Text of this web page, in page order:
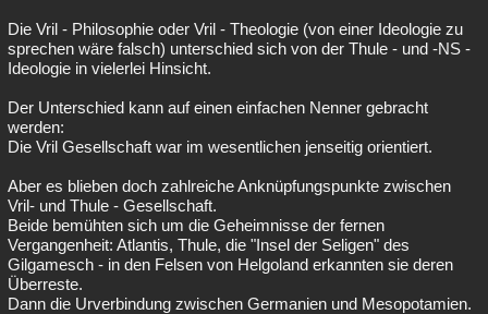
Die Vril - Philosophie oder Vril - Theologie (von einer Ideologie zu
sprechen wäre falsch) unterschied sich von der Thule - und -NS -
Ideologie in vielerlei Hinsicht.
Der Unterschied kann auf einen einfachen Nenner gebracht
werden:
Die Vril Gesellschaft war im wesentlichen jenseitig orientiert.
Aber es blieben doch zahlreiche Anknüpfungspunkte zwischen
Vril- und Thule - Gesellschaft.
Beide bemühten sich um die Geheimnisse der fernen
Vergangenheit: Atlantis, Thule, die "Insel der Seligen" des
Gilgamesch - in den Felsen von Helgoland erkannten sie deren
Überreste.
Dann die Urverbindung zwischen Germanien und Mesopotamien.